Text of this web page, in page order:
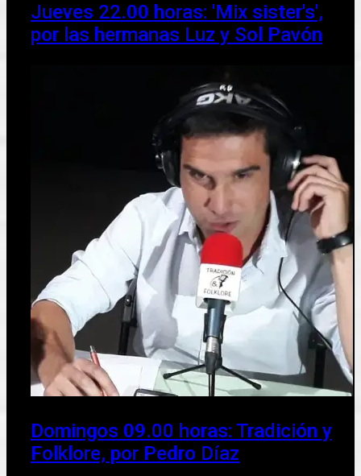
Jueves 22.00 horas: 'Mix sister's',
por las hermanas Luz y Sol Pavón
Domingos 09.00 horas: Tradición y
Folklore, por Pedro Díaz